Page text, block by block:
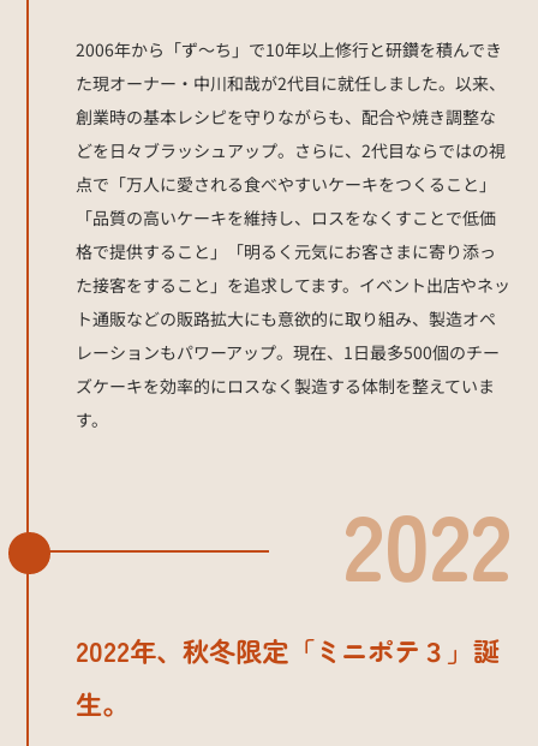
2006年から「ず〜ち」で10年以上修行と研鑽を積んでき
た現オーナー・中川和哉が2代目に就任しました。以来、
創業時の基本レシピを守りながらも、配合や焼き調整な
どを日々ブラッシュアップ。さらに、2代目ならではの視
点で「万人に愛される食べやすいケーキをつくること」
「品質の高いケーキを維持し、ロスをなくすことで低価
格で提供すること」「明るく元気にお客さまに寄り添っ
た接客をすること」を追求してます。イベント出店やネッ
ト通販などの販路拡大にも意欲的に取り組み、製造オペ
レーションもパワーアップ。現在、1日最多500個のチー
ズケーキを効率的にロスなく製造する体制を整えていま
す。
2022
2022年、秋冬限定「ミニポテ３」誕
生。